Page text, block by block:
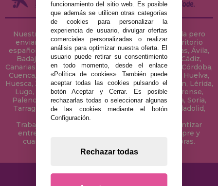
Nuestra tienda de puzzles está ubicada en Sevilla pero
enviamos tus puzzles a cualquier ciudad del territorio
español: Álava, Albacete, Alicante, Almería, Asturias, Ávila,
Badajoz, Baleares, Barcelona, Burgos, Cáceres, Cádiz,
Canarias, Cantabria, Castellón, Ceuta, Ciudad Real, Córdoba,
Cuenca, Gerona, Granada, Guadalajara, Guipúzcoa, Huelva,
Huesca, Jaén, La Coruña, La Rioja, Las Palmas, Leon, Lérida,
Lugo, Madrid, Málaga, Melilla, Murcia, Navarra, Orense,
Palencia, Pontevedra, Salamanca, Segovia, Sevilla, Soria,
Tarragona, Tenerife, Teruel, Toledo, Valencia, Valladolid,
Vizcaya, Zamora y Zaragoza.
Trabajamos con Stocks permanentes para garantizar
entregas rápidas en territorio peninsular, siempre y
cuando el pedido se realice antes de las 18 horas.
funcionamiento del sitio web. Es posible
que además se utilicen otras categorías
de cookies para personalizar la
experiencia de usuario, divulgar ofertas
comerciales personalizadas o realizar
análisis para optimizar nuestra oferta. El
usuario puede retirar su consentimiento
en todo momento, desde el enlace
«Política de cookies». También puede
aceptar todas las cookies pulsando el
botón Aceptar y Cerrar. Es posible
rechazarlas todas o seleccionar algunas
de las cookies mediante el botón
Configuración.
Rechazar todas